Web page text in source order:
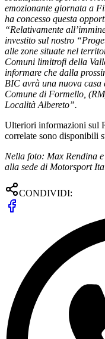
emozionante giornata a
ha concesso questa
“Relativamente
investito sul nostro
alle zone situate nel
Comuni limitrofi della
informare che dalla
BIC avrà una nuova casa
Comune di Formello,
Località Albereto”.
Ulteriori informazioni sul
correlate sono disponibili
Nella foto: Max Rendina
alla sede di Motorsport
CONDIVIDI: